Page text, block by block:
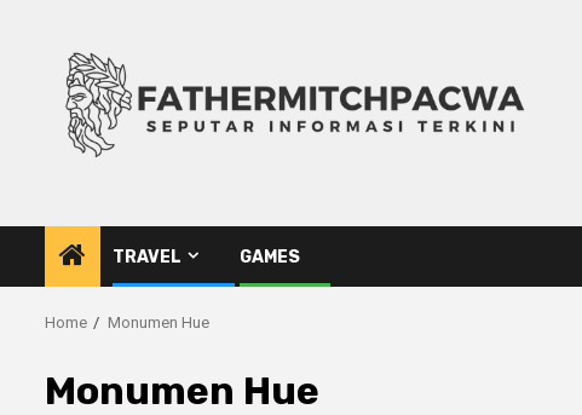
TRAVEL GAMES
Home Monumen Hue
Monumen Hue